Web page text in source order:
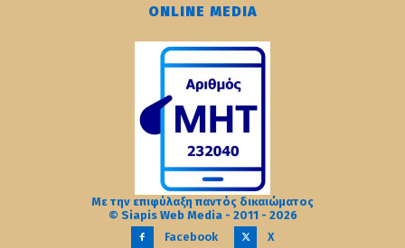
ONLINE MEDIA
Με την επιφύλαξη παντός δικαιώματος
© Siapis Web Media - 2011 - 2026
Facebook
X